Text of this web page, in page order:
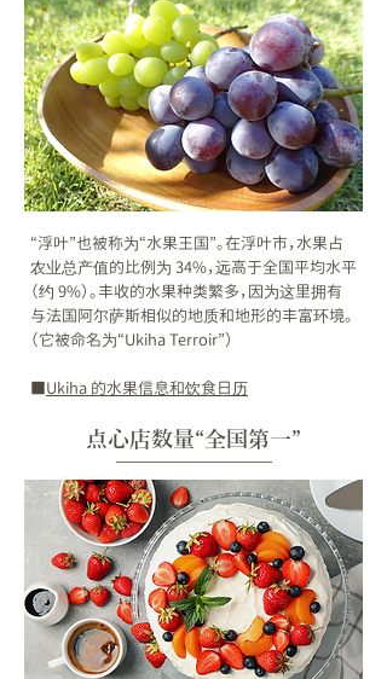
“浮叶”也被称为“水果王国”。在浮叶市，水果占
农业总产值的比例为 34%，远高于全国平均水平
（约 9%）。丰收的水果种类繁多，因为这里拥有
与法国阿尔萨斯相似的地质和地形的丰富环境。
（它被命名为“Ukiha Terroir”）
​■Ukiha 的水果信息和饮食日历
点心店数量“全国第一”